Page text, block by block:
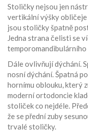
Stoličky nejsou jen
vertikální výšky obličeje
jsou stoličky špatně
Jedna strana čelisti se
temporomandibulárního
Dále ovlivňují dýchání.
nosní dýchání. Špatná
hornímu oblouku, který
moderní ortodoncie
stoliček co nejdéle.
že se přední zuby
trvalé stoličky.